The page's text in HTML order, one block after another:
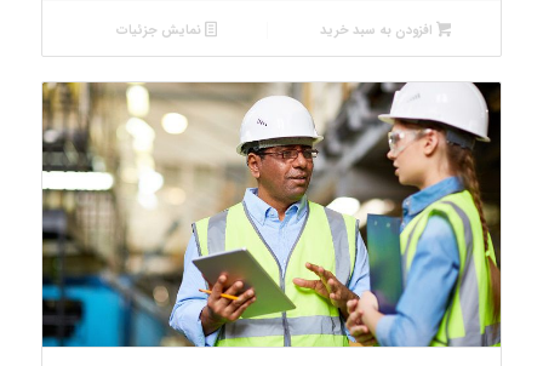
افزودن به سبد خرید نمایش جزئیات